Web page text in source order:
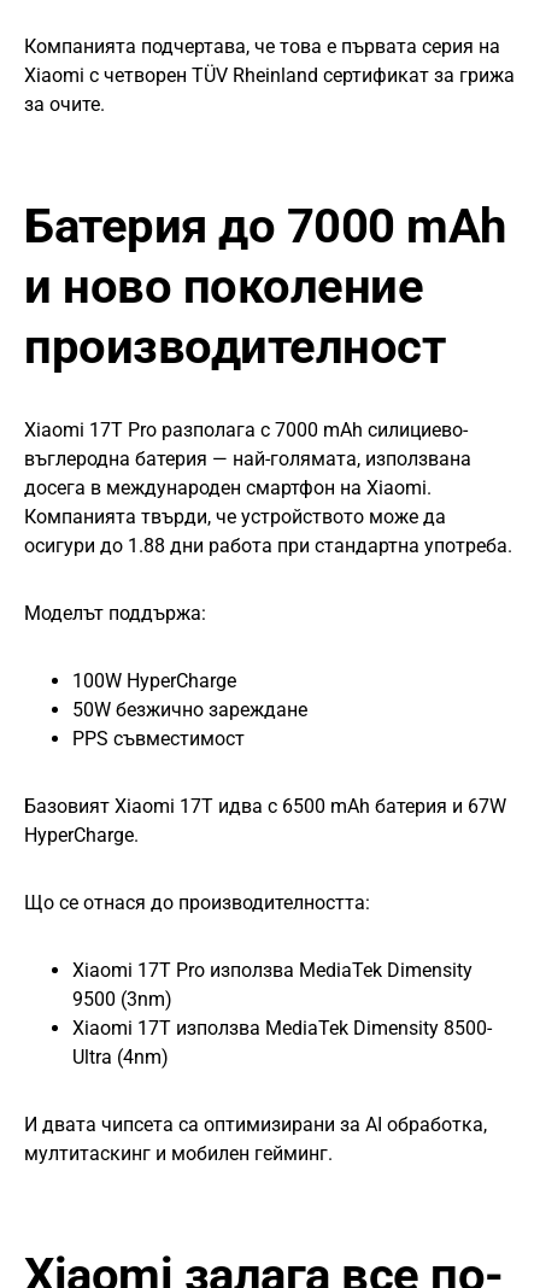
Компанията подчертава, че това е първата серия на
Xiaomi с четворен TÜV Rheinland сертификат за грижа
за очите.
Батерия до 7000 mAh
и ново поколение
производителност
Xiaomi 17T Pro разполага с 7000 mAh силициево-
въглеродна батерия — най-голямата, използвана
досега в международен смартфон на Xiaomi.
Компанията твърди, че устройството може да
осигури до 1.88 дни работа при стандартна употреба.
Моделът поддържа:
100W HyperCharge
50W безжично зареждане
PPS съвместимост
Базовият Xiaomi 17T идва с 6500 mAh батерия и 67W
HyperCharge.
Що се отнася до производителността:
Xiaomi 17T Pro използва MediaTek Dimensity
9500 (3nm)
Xiaomi 17T използва MediaTek Dimensity 8500-
Ultra (4nm)
И двата чипсета са оптимизирани за AI обработка,
мултитаскинг и мобилен гейминг.
Xiaomi залага все по-